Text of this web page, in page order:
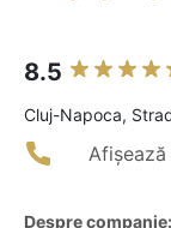
8.5
Cluj-Napoca,
Despre companie: